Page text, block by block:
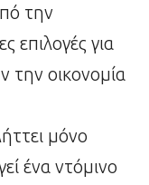
την
επιλογές για
την οικονομία
μόνο
ένα ντόμινο